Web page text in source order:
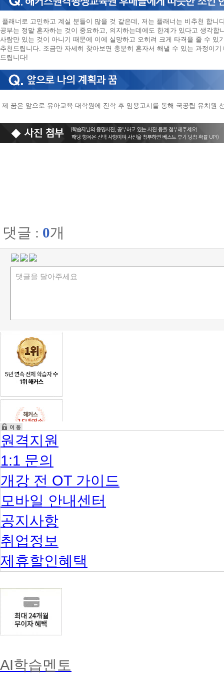
플래너로 고민하고 계실 분들이 많을 것 같은데, 저는 플래너는 비추천 합니
공부는 정말 혼자하는 것이 중요하고, 의지하는데에도 한계가 있다고 생각합
사람만 있는 것이 아니기 때문에 이에 실망하고 오히려 크게 타격을 줄 수 있
추천드립니다. 조금만 자세히 찾아보면 충분히 혼자서 해낼 수 있는 과정이
드립니다!
제 꿈은 앞으로 유아교육 대학원에 진학 후 임용고시를 통해 국공립 유치원
댓글 : 0개
원격지원
1:1 문의
개강 전 OT 가이드
모바일 안내센터
공지사항
취업정보
제휴할인혜택
AI학습멘토